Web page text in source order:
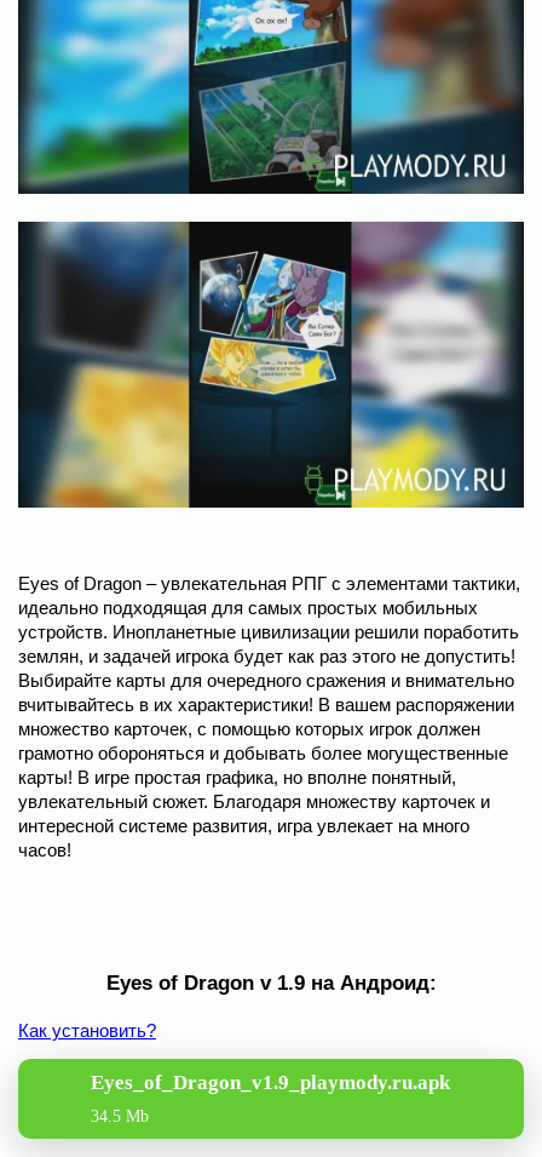
Eyes of Dragon – увлекательная РПГ с элементами тактики,
идеально подходящая для самых простых мобильных
устройств. Инопланетные цивилизации решили поработить
землян, и задачей игрока будет как раз этого не допустить!
Выбирайте карты для очередного сражения и внимательно
вчитывайтесь в их характеристики! В вашем распоряжении
множество карточек, с помощью которых игрок должен
грамотно обороняться и добывать более могущественные
карты! В игре простая графика, но вполне понятный,
увлекательный сюжет. Благодаря множеству карточек и
интересной системе развития, игра увлекает на много
часов!
Eyes of Dragon v 1.9 на Андроид:
Как установить?
Eyes_of_Dragon_v1.9_playmody.ru.apk
34.5 Mb